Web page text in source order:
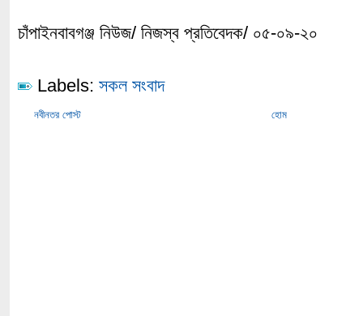
চাঁপাইনবাবগঞ্জ নিউজ/ নিজস্ব প্রতিবেদক/ ০৫-০৯-২০
Labels: সকল সংবাদ
নবীনতর পোস্ট হোম